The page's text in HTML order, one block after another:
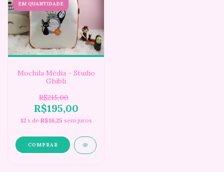
EM QUANTIDADE
Mochila Média - Studio
Ghibli
R$215,00
R$195,00
12 x de R$16,25 sem juros